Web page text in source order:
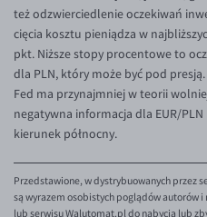
GBP/USD
USD/CHF
GBP/CHF
też odzwierciedlenie oczekiwań
cięcia kosztu pieniądza w
pkt. Niższe stopy procentowe to
dla PLN, który może być pod
Fed ma przynajmniej w teorii
negatywna informacja dla EUR/
kierunek północny.
Przedstawione, w dystrybuowanych przez
są wyrazem osobistych poglądów autorów
lub serwisu Walutomat.pl do nabycia lub